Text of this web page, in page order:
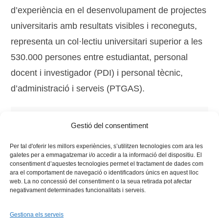
Gestió del consentiment
Per tal d'oferir les millors experiències, s’utilitzen tecnologies com ara les
galetes per a emmagatzemar i/o accedir a la informació del dispositiu. El
consentiment d’aquestes tecnologies permet el tractament de dades com
ara el comportament de navegació o identificadors únics en aquest lloc
web. La no concessió del consentiment o la seua retirada pot afectar
negativament determinades funcionalitats i serveis.
Gestiona els serveis
d’experiència en el desenvolupament de projectes
universitaris amb resultats visibles i reconeguts,
representa un col·lectiu universitari superior a les
530.000 persones entre estudiantat, personal
docent i investigador (PDI) i personal tècnic,
d’administració i serveis (PTGAS).
universitat d'alacant,xarxa vives